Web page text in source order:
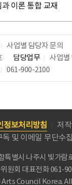
과 이론 통합 교재
사업별 담당자 문의
담당업무
사업별
061-900-2100
정보처리방침
저
독 및 이메일 무단수
특별시 나주시 빛가람
원회 대표전화 061-
Council Korea.